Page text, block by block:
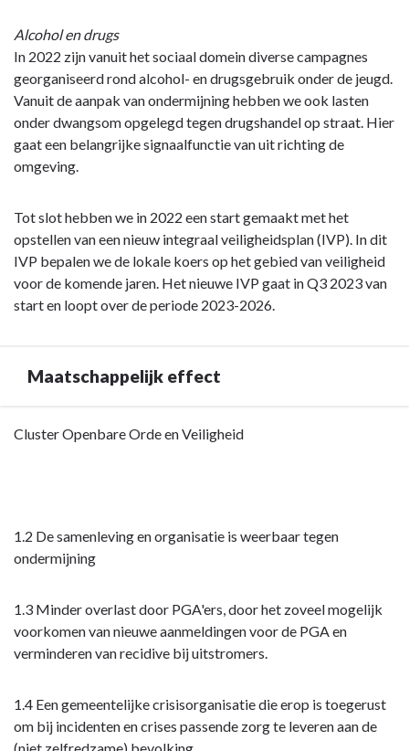
Alcohol en drugs
In 2022 zijn vanuit het sociaal domein diverse campagnes
georganiseerd rond alcohol- en drugsgebruik onder de jeugd.
Vanuit de aanpak van ondermijning hebben we ook lasten
onder dwangsom opgelegd tegen drugshandel op straat. Hier
gaat een belangrijke signaalfunctie van uit richting de
omgeving.
Tot slot hebben we in 2022 een start gemaakt met het
opstellen van een nieuw integraal veiligheidsplan (IVP). In dit
IVP bepalen we de lokale koers op het gebied van veiligheid
voor de komende jaren. Het nieuwe IVP gaat in Q3 2023 van
start en loopt over de periode 2023-2026.
Maatschappelijk effect
Terug
Openbare
orde
veiligheid
Maatschappelijk
Cluster Openbare Orde en Veiligheid
1.2 De samenleving en organisatie is weerbaar tegen
ondermijning
1.3 Minder overlast door PGA'ers, door het zoveel mogelijk
voorkomen van nieuwe aanmeldingen voor de PGA en
verminderen van recidive bij uitstromers.
1.4 Een gemeentelijke crisisorganisatie die erop is toegerust
om bij incidenten en crises passende zorg te leveren aan de
(niet zelfredzame) bevolking.